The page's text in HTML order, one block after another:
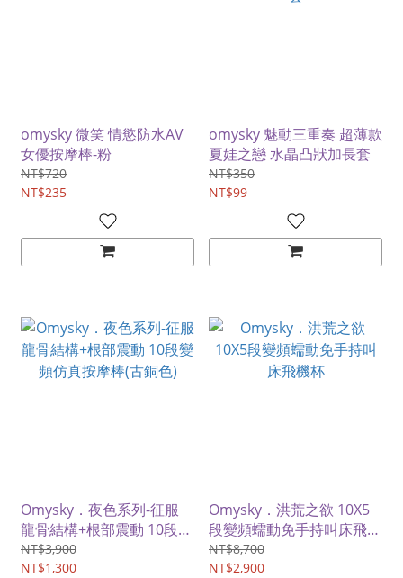
omysky 微笑 情慾防水AV
女優按摩棒-粉
NT$720
NT$235
omysky 魅動三重奏 超薄款
夏娃之戀 水晶凸狀加長套
NT$350
NT$99
Omysky．夜色系列-征服
龍骨結構+根部震動 10段變
頻仿真按摩棒(古銅色)
NT$3,900
NT$1,300
Omysky．洪荒之欲 10X5
段變頻蠕動免手持叫床飛機
杯
NT$8,700
NT$2,900